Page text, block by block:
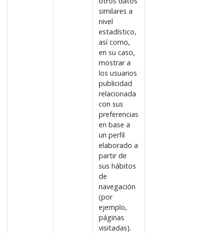
similares a
nivel
estadístico,
así como,
en su caso,
mostrar a
los usuarios
publicidad
relacionada
con sus
preferencias
en base a
un perfil
elaborado a
partir de
sus hábitos
de
navegación
(por
ejemplo,
páginas
visitadas).